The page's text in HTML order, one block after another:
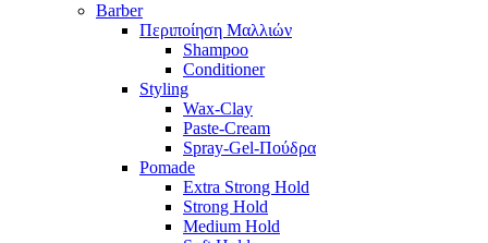
Barber
Περιποίηση Μαλλιών
Shampoo
Conditioner
Styling
Wax-Clay
Paste-Cream
Spray-Gel-Πούδρα
Pomade
Extra Strong Hold
Strong Hold
Medium Hold